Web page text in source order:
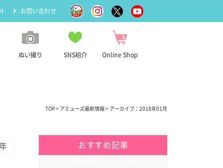
お問い合わせ
ぬい撮り SNS紹介 Online Shop
TOP > アミューズ最新情報 > アーカイブ：2018年01月
おすすめ記事